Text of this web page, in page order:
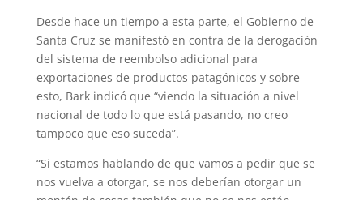
Desde hace un tiempo a esta parte, el Gobierno de
Santa Cruz se manifestó en contra de la derogación
del sistema de reembolso adicional para
exportaciones de productos patagónicos y sobre
esto, Bark indicó que “viendo la situación a nivel
nacional de todo lo que está pasando, no creo
tampoco que eso suceda”.
“Si estamos hablando de que vamos a pedir que se
nos vuelva a otorgar, se nos deberían otorgar un